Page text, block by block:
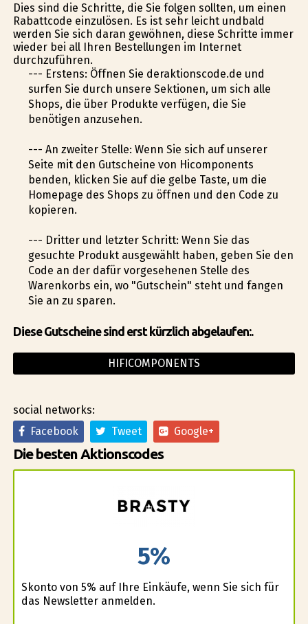
Dies sind die Schritte, die Sie folgen sollten, um einen
Rabattcode einzulösen. Es ist sehr leicht undbald
werden Sie sich daran gewöhnen, diese Schritte immer
wieder bei all Ihren Bestellungen im Internet
durchzuführen.
--- Erstens: Öffnen Sie deraktionscode.de und
surfen Sie durch unsere Sektionen, um sich alle
Shops, die über Produkte verfügen, die Sie
benötigen anzusehen.
--- An zweiter Stelle: Wenn Sie sich auf unserer
Seite mit den Gutscheine von Hificomponents
befinden, klicken Sie auf die gelbe Taste, um die
Homepage des Shops zu öffnen und den Code zu
kopieren.
--- Dritter und letzter Schritt: Wenn Sie das
gesuchte Produkt ausgewählt haben, geben Sie den
Code an der dafür vorgesehenen Stelle des
Warenkorbs ein, wo "Gutschein" steht und fangen
Sie an zu sparen.
Diese Gutscheine sind erst kürzlich abgelaufen:.
HIFICOMPONENTS
social networks:
Facebook
Tweet Google+
Die besten Aktionscodes
5%
Skonto von 5% auf Ihre Einkäufe, wenn Sie sich für
das Newsletter anmelden.